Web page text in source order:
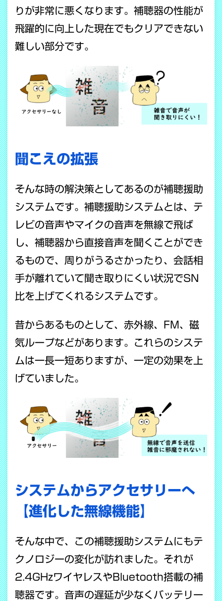
りが非常に悪くなります。補聴器の性能が
飛躍的に向上した現在でもクリアできない
難しい部分です。
聞こえの拡張
そんな時の解決策としてあるのが補聴援助
システムです。 補聴援助システムとは、テ
レビの音声やマイクの音声を無線で飛ば
し、補聴器から直接音声を聞くことができ
るもので、周りがうるさかったり、会話相
手が離れていて聞き取りにくい状況でSN
比を上げてくれるシステムです。
昔からあるものとして、赤外線、FM、磁
気ループなどがあります。これらのシステ
ムは一長一短ありますが、一定の効果を上
げていました。
システムからアクセサリーへ
【進化した無線機能】
そんな中で、この補聴援助システムにもテ
クノロジーの変化が訪れました。それが
2.4GHzワイヤレスやBluetooth搭載の補
聴器です。音声の遅延が少なくバッテリー